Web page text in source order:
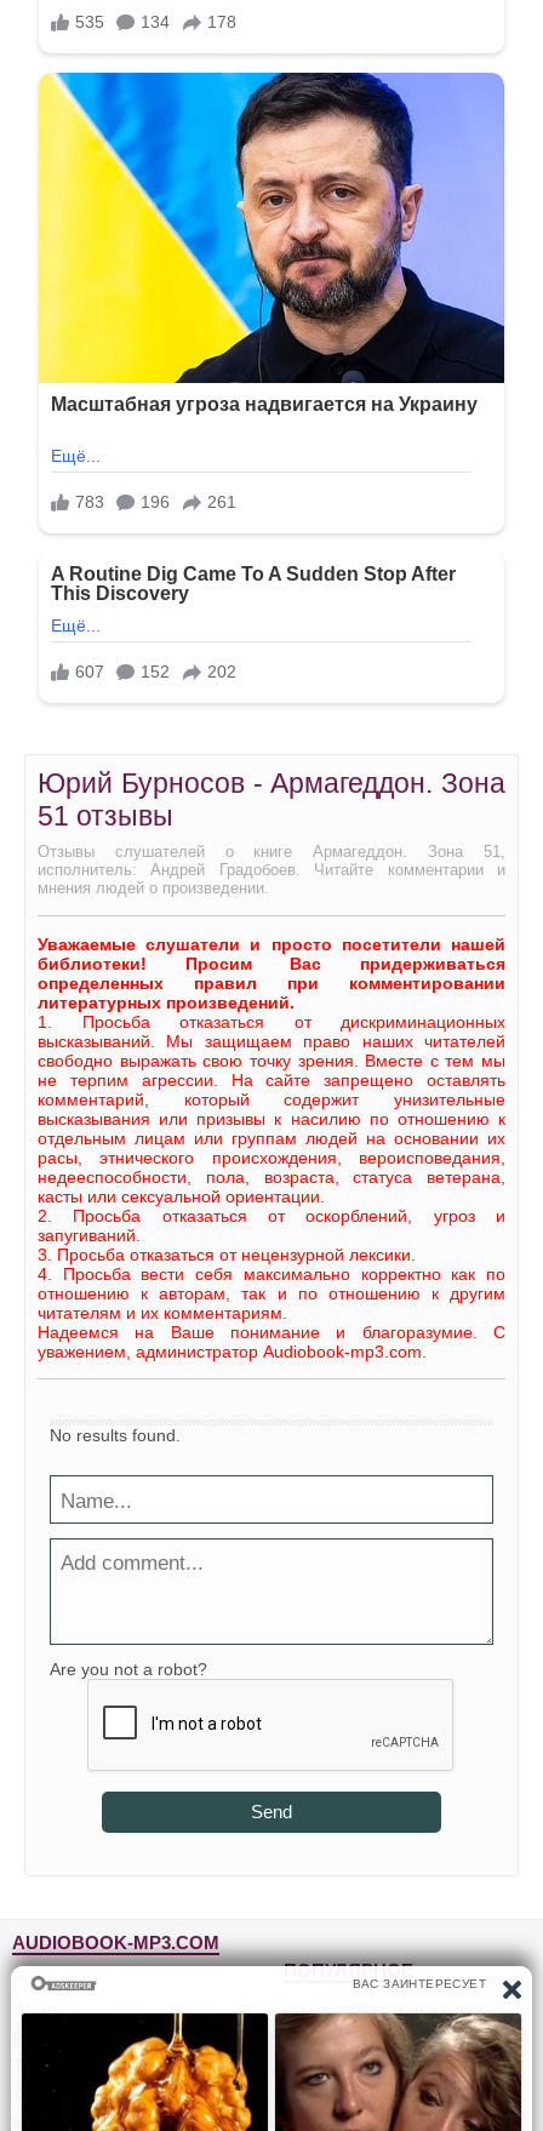
Юрий Бурносов - Армагеддон. Зона
51 отзывы
Отзывы слушателей о книге Армагеддон. Зона 51,
исполнитель: Андрей Градобоев. Читайте комментарии и
мнения людей о произведении.
Уважаемые слушатели и просто посетители нашей
библиотеки! Просим Вас придерживаться
определенных правил при комментировании
литературных произведений.
1. Просьба отказаться от дискриминационных
высказываний. Мы защищаем право наших читателей
свободно выражать свою точку зрения. Вместе с тем мы
не терпим агрессии. На сайте запрещено оставлять
комментарий, который содержит унизительные
высказывания или призывы к насилию по отношению к
отдельным лицам или группам людей на основании их
расы, этнического происхождения, вероисповедания,
недееспособности, пола, возраста, статуса ветерана,
касты или сексуальной ориентации.
2. Просьба отказаться от оскорблений, угроз и
запугиваний.
3. Просьба отказаться от нецензурной лексики.
4. Просьба вести себя максимально корректно как по
отношению к авторам, так и по отношению к другим
читателям и их комментариям.
Надеемся на Ваше понимание и благоразумие. С
уважением, администратор Audiobook-mp3.com.
No results found.
Are you not a robot?
Send
AUDIOBOOK-MP3.COM
Главная
Жанры
Топ-100
Авторы
Исполнители
ПОПУЛЯРНОЕ
Фантастика и фэнтези
Детективы, триллеры
Для детей
Роман, проза
Приключения